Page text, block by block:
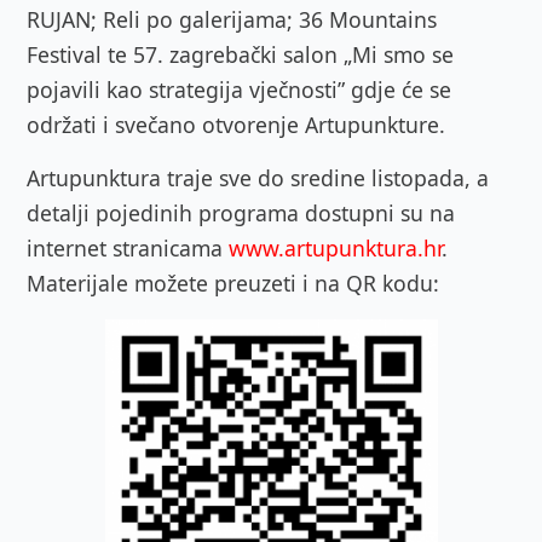
RUJAN; Reli po galerijama; 36 Mountains
Festival te 57. zagrebački salon „Mi smo se
pojavili kao strategija vječnosti” gdje će se
održati i svečano otvorenje Artupunkture.
Artupunktura traje sve do sredine listopada, a
detalji pojedinih programa dostupni su na
internet stranicama www.artupunktura.hr.
Materijale možete preuzeti i na QR kodu: